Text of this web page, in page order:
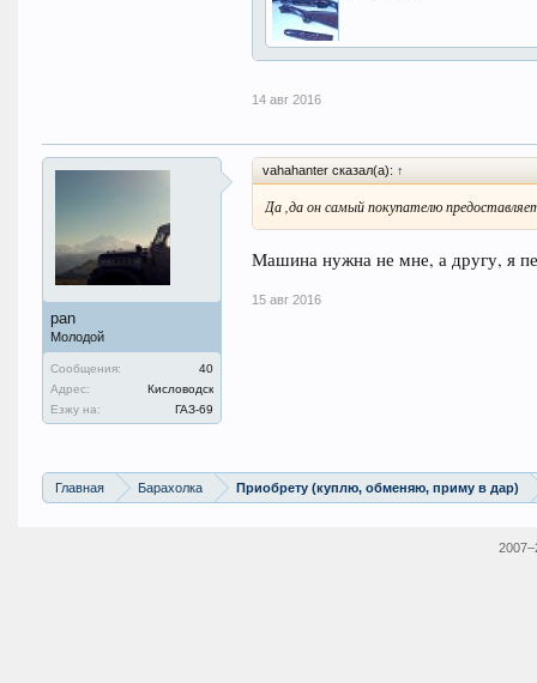
14 авг 2016
pan
Молодой
Сообщения:
40
Адрес:
Кисловодск
Езжу на:
ГАЗ-69
vahahanter сказал(а): ↑
Да ,да он самый покупателю
Машина нужна не мне, а другу, я
15 авг 2016
Главная Барахолка Приобрету (куплю, обменяю, приму в дар)
2007–